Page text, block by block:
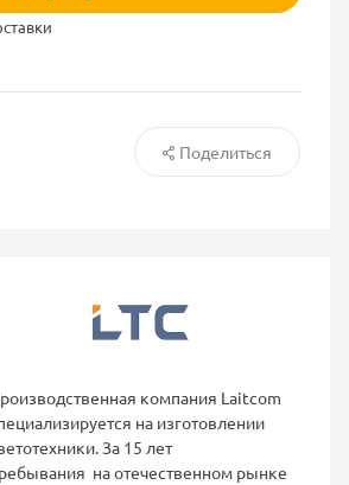
Поделиться
компания Laitcom
на изготовлении
За 15 лет
на отечественном рынке